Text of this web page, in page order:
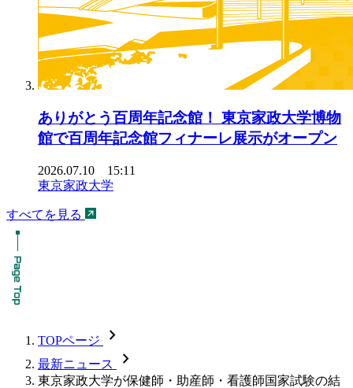
ありがとう百周年記念館！ 東京家政大学博物
館で百周年記念館フィナーレ展示がオープン
2026.07.10 15:11
東京家政大学
すべてを見る
TOPページ chevron_forward
最新ニュース chevron_forward
東京家政大学が保健師・助産師・看護師国家試験の結